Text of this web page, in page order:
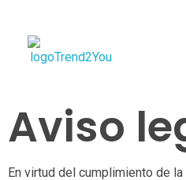
Aviso
En virtud del cumplimiento de